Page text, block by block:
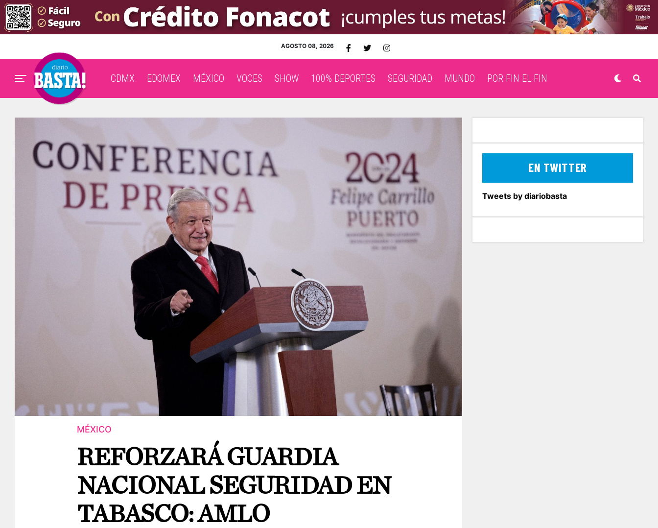
AGOSTO 08, 2026
CDMX EDOMEX MÉXICO VOCES SHOW 100% DEPORTES SEGURIDAD MUNDO POR FIN EL FIN
MÉXICO
REFORZARÁ GUARDIA
NACIONAL SEGURIDAD EN
TABASCO: AMLO
EN TWITTER
Tweets by diariobasta